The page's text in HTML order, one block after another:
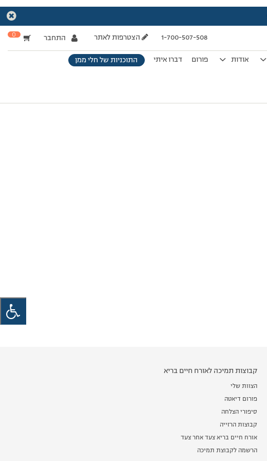
1-700-507-508 הצטרפות לאתר התחבר 0
אודות פורום דברו איתי התוכניות של חלי ממן
קבוצות תמיכה לאורח חיים בריא
הצוות שלי
פורום דיאטה
סיפורי הצלחה
קבוצות הרזייה
אורח חיים בריא צעד אחר צעד
הרשמה לקבוצת תמיכה